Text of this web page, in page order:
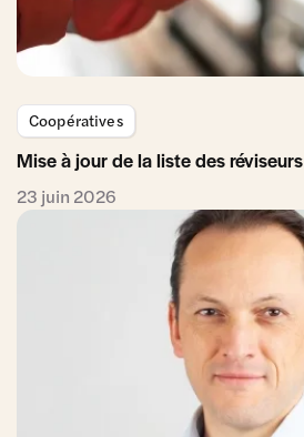
Coopératives
Mise à jour de la liste des réviseurs
23 juin 2026